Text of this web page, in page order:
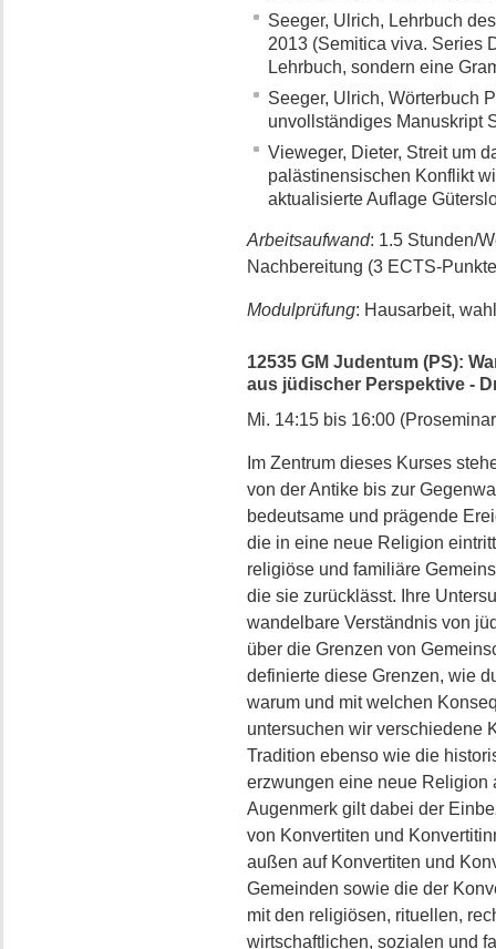
Seeger, Ulrich, Lehrbuch
2013 (Semitica viva. Series
Lehrbuch, sondern eine
Seeger, Ulrich, Wörterbuch
unvollständiges Manuskript
Vieweger, Dieter, Streit um
palästinensischen Konflikt
aktualisierte Auflage
Arbeitsaufwand: 1.5 Stunden/
Nachbereitung (3 ECTS-
Modulprüfung: Hausarbeit,
12535 GM Judentum (PS):
aus jüdischer Perspektive -
Mi. 14:15 bis 16:00
Im Zentrum dieses Kurses
von der Antike bis zur
bedeutsame und prägende
die in eine neue Religion
religiöse und familiäre
die sie zurücklässt. Ihre
wandelbare Verständnis von
über die Grenzen von
definierte diese Grenzen, wie
warum und mit welchen
untersuchen wir verschiedene
Tradition ebenso wie die
erzwungen eine neue Religion
Augenmerk gilt dabei der
von Konvertiten und
außen auf Konvertiten und
Gemeinden sowie die der
mit den religiösen, rituellen,
wirtschaftlichen, sozialen und